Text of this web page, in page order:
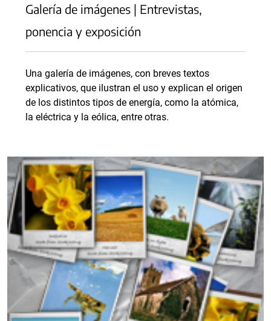
Galería de imágenes | Entrevistas,
ponencia y exposición
Una galería de imágenes, con breves textos
explicativos, que ilustran el uso y explican el origen
de los distintos tipos de energía, como la atómica,
la eléctrica y la eólica, entre otras.